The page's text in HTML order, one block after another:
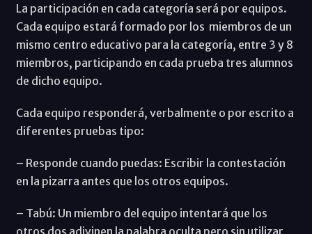
La participación en cada categoría será por equipos.
Cada equipo estará formado por los miembros de un
mismo centro educativo para la categoría, entre 3 y 8
miembros, participando en cada prueba tres alumnos
de dicho equipo.
Cada equipo responderá, verbalmente o por escrito a
diferentes pruebas tipo:
– Responde cuando puedas: Escribir la contestación
en la pizarra antes que los otros equipos.
– Tabú: Un miembro del equipo intentará que los
otros dos adivinen la palabra oculta pero sin utilizar